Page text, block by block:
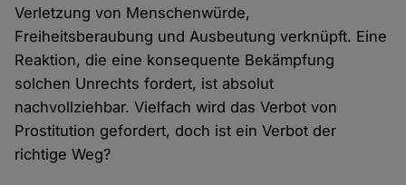
Verletzung von Menschenwürde,
Freiheitsberaubung und Ausbeutung verknüpft. Eine
Reaktion, die eine konsequente Bekämpfung
solchen Unrechts fordert, ist absolut
nachvollziehbar. Vielfach wird das Verbot von
Prostitution gefordert, doch ist ein Verbot der
richtige Weg?